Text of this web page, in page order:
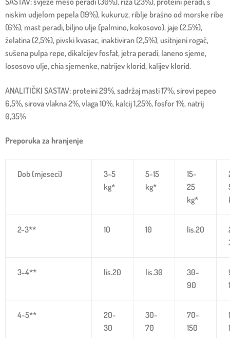
niskim udjelom pepela (19%), kukuruz, riblje brašno od morske ribe
(6%), mast peradi, biljno ulje (palmino, kokosovo), jaje (2,5%),
želatina (2,5%), pivski kvasac, inaktiviran (2,5%), usitnjeni rogač,
sušena pulpa repe, dikalcijev fosfat, jetra peradi, laneno sjeme,
lososovo ulje, chia sjemenke, natrijev klorid, kalijev klorid.
ANALITIČKI SASTAV: proteini 29%, sadržaj masti 17%, sirovi pepeo
6,5%, sirova vlakna 2%, vlaga 10%, kalcij 1,25%, fosfor 1%, natrij
0,35%
Preporuka za hranjenje
Dob (mjeseci)
3-5
kg*
5-15
kg*
15-
25
kg*
2-3** 10 10 lis.20
3-4** lis.20 lis.30
30-
90
4-5**
20-
30
30-
70
70-
150